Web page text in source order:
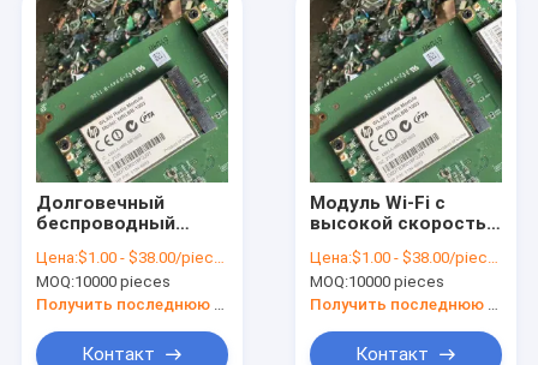
Долговечный
беспроводный
неизвестным
диапазоном частот
и беспроводными
Цена:$1.00 - $38.00/pieces
MOQ:10000 pieces
Контакт
Модуль Wi-Fi с
высокой скоростью
неизвестным типом
антенны
Цена:$1.00 - $38.00/pieces
MOQ:10000 pieces
Контакт